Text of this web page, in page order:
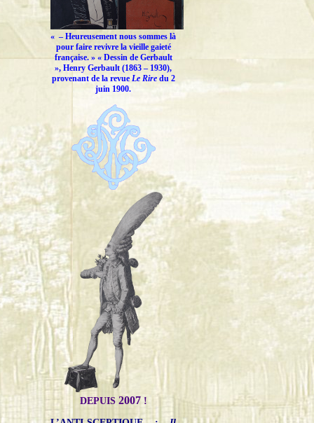
« – Heureusement nous sommes là
pour faire revivre la vieille gaieté
française.» « Dessin de Gerbault
», Henry Gerbault (1863 – 1930),
provenant de la revue Le Riredu 2
juin 1900.
DEPUIS 2007!